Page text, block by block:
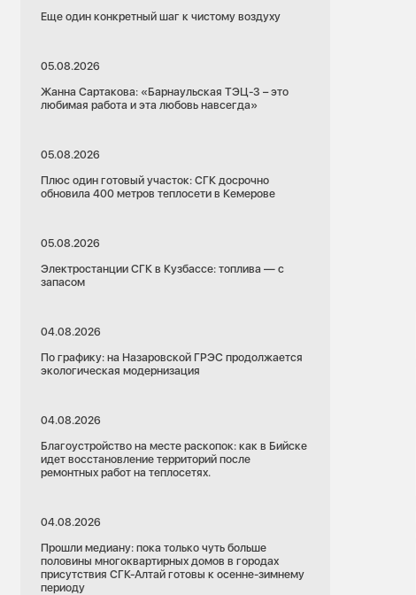
Еще один конкретный шаг к чистому воздуху
05.08.2026
Жанна Сартакова: «Барнаульская ТЭЦ-3 – это
любимая работа и эта любовь навсегда»
05.08.2026
Плюс один готовый участок: СГК досрочно
обновила 400 метров теплосети в Кемерове
05.08.2026
Электростанции СГК в Кузбассе: топлива — с
запасом
04.08.2026
По графику: на Назаровской ГРЭС продолжается
экологическая модернизация
04.08.2026
Благоустройство на месте раскопок: как в Бийске
идет восстановление территорий после
ремонтных работ на теплосетях.
04.08.2026
Прошли медиану: пока только чуть больше
половины многоквартирных домов в городах
присутствия СГК-Алтай готовы к осенне-зимнему
периоду